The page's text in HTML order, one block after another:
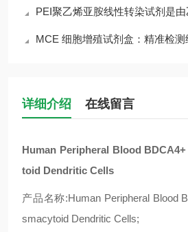
PEI聚乙烯亚胺线性转染试剂是由乙
MCE 细胞增殖试剂盒：精准检测
详细介绍 在线留言
Human Peripheral Blood
toid Dendritic Cells
产品名称:Human Peripheral Blood
smacytoid Dendritic Cells;